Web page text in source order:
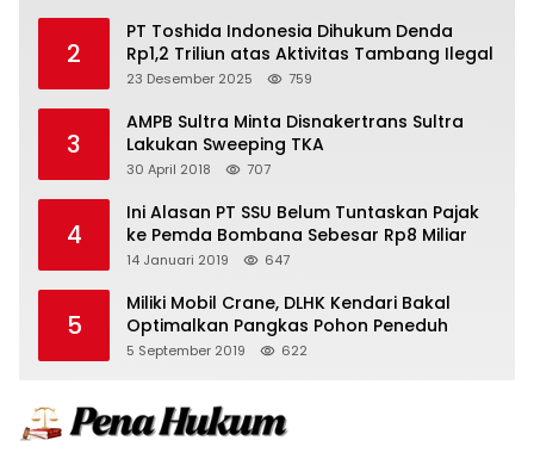
2
PT Toshida Indonesia Dihukum Denda
Rp1,2 Triliun atas Aktivitas Tambang Ilegal
23 Desember 2025 759
3
AMPB Sultra Minta Disnakertrans Sultra
Lakukan Sweeping TKA
30 April 2018 707
4
Ini Alasan PT SSU Belum Tuntaskan Pajak
ke Pemda Bombana Sebesar Rp8 Miliar
14 Januari 2019 647
5
Miliki Mobil Crane, DLHK Kendari Bakal
Optimalkan Pangkas Pohon Peneduh
5 September 2019 622